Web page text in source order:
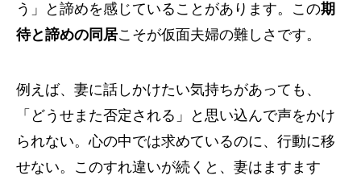
う」と諦めを感じていることがあります。この期
待と諦めの同居こそが仮面夫婦の難しさです。
例えば、妻に話しかけたい気持ちがあっても、
「どうせまた否定される」と思い込んで声をかけ
られない。心の中では求めているのに、行動に移
せない。このすれ違いが続くと、妻はますます